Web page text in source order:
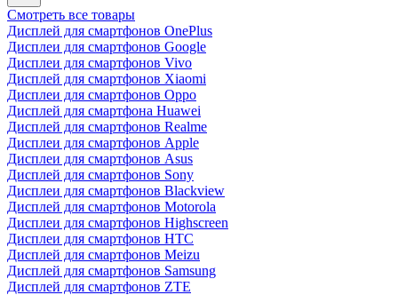
Смотреть все товары
Дисплей для смартфонов OnePlus
Дисплеи для смартфонов Google
Дисплеи для смартфонов Vivo
Дисплей для смартфонов Xiaomi
Дисплеи для смартфонов Oppo
Дисплей для смартфона Huawei
Дисплей для смартфонов Realme
Дисплеи для смартфонов Apple
Дисплеи для смартфонов Asus
Дисплей для смартфонов Sony
Дисплеи для смартфонов Blackview
Дисплей для смартфонов Motorola
Дисплеи для смартфонов Highscreen
Дисплеи для смартфонов HTC
Дисплей для смартфонов Meizu
Дисплей для смартфонов Samsung
Дисплей для смартфонов ZTE